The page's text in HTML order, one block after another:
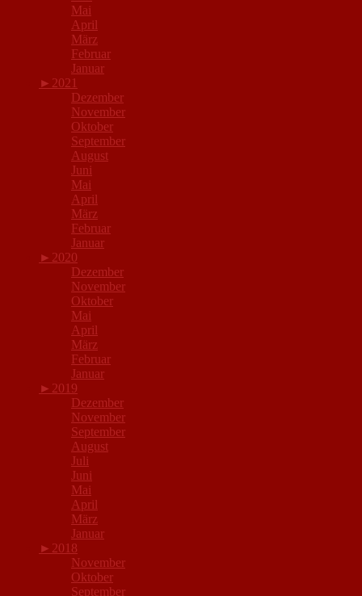
Mai
April
März
Februar
Januar
► 2021
Dezember
November
Oktober
September
August
Juni
Mai
April
März
Februar
Januar
► 2020
Dezember
November
Oktober
Mai
April
März
Februar
Januar
► 2019
Dezember
November
September
August
Juli
Juni
Mai
April
März
Januar
► 2018
November
Oktober
September